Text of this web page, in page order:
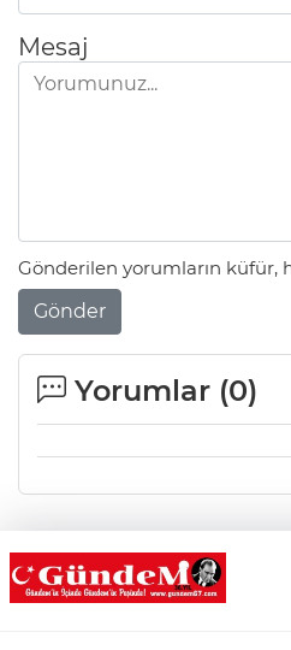
Mesaj
Gönderilen yorumların küfür,
Gönder
Yorumlar (0)